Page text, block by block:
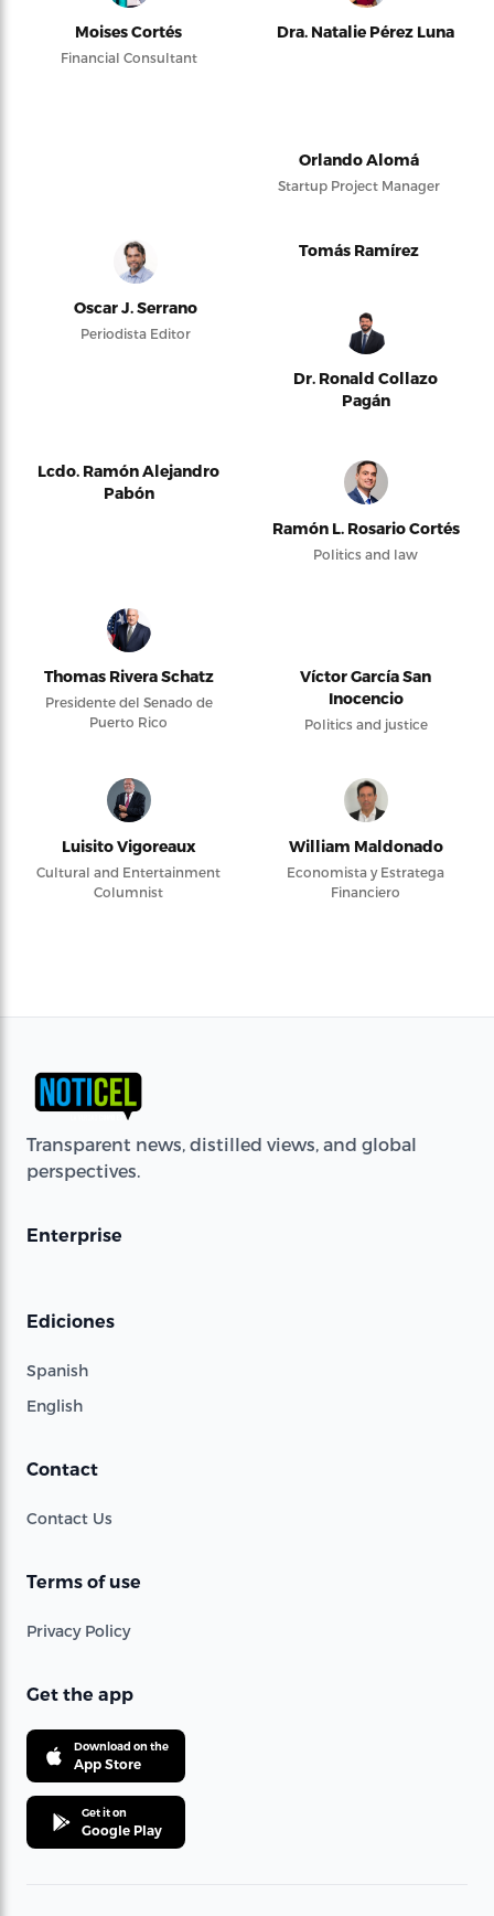
Moises Cortés
Financial Consultant
Dra. Natalie Pérez Luna
Orlando Alomá
Startup Project Manager
Oscar J. Serrano
Periodista Editor
Tomás Ramírez
Dr. Ronald Collazo
Pagán
Lcdo. Ramón Alejandro
Pabón
Ramón L. Rosario Cortés
Politics and law
Thomas Rivera Schatz
Presidente del Senado de
Puerto Rico
Víctor García San
Inocencio
Politics and justice
Luisito Vigoreaux
Cultural and Entertainment
Columnist
William Maldonado
Economista y Estratega
Financiero
Transparent news, distilled views, and global
perspectives.
Enterprise
Ediciones
Spanish
English
Contact
Contact Us
Terms of use
Privacy Policy
Get the app
Download on the
App Store
Get it on
Google Play